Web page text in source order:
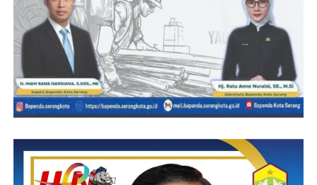
mentatakan, Turnamen festival sepak bola usia dini sangat
penting untuk pembibitan calon pemain masa depan.
“Harapannya, kedepan mereka bisa menjadi atlet sepak bola
professional yang tidak hanya membanggakan bagi orang tua